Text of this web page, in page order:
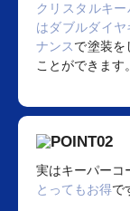
クリスタルキ
はダブルダイ
ナンスで塗装を
ことができます。
実はキーパーコ
とってもお得で